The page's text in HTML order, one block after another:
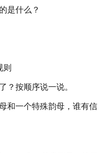
是什么？
按顺序说一说。
一个特殊韵母，谁有信